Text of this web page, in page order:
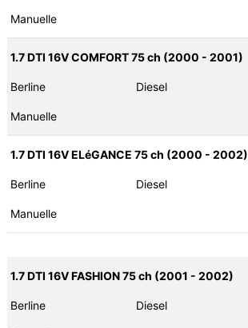
Manuelle
1.7 DTI 16V COMFORT 75 ch (2000 - 2001)
Berline Diesel
Manuelle
1.7 DTI 16V ELéGANCE 75 ch (2000 - 2002)
Berline Diesel
Manuelle
1.7 DTI 16V FASHION 75 ch (2001 - 2002)
Berline Diesel